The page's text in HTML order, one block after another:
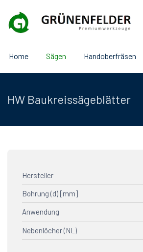
Home Sägen Handoberfräsen
HW Baukreissägeblätter
Hersteller
AGEFA TOPCUT
Saturn
Bohrung (d) [mm]
30
Anwendung
Für härteste Anforderungen im
Baubereich
Nebenlöcher (NL)